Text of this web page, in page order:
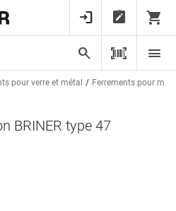
pour verre et métal Ferrements pour
BRINER type 47